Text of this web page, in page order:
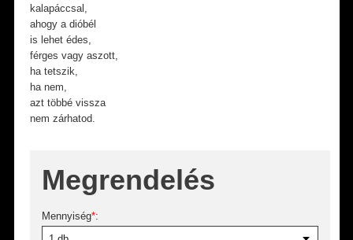
kalapáccsal,
ahogy a dióbél
is lehet édes,
férges vagy aszott,
ha tetszik,
ha nem,
azt többé vissza
nem zárhatod.
Megrendelés
Mennyiség*: